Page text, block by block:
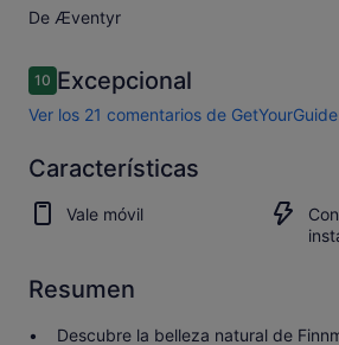
De Æventyr
Comentarios
1010 de 10
Excepcional
Ver los 21 comentarios de GetYourGuide
10.0
10.0 sobre 10
Excepcional
Abrir los
21 comentarios
Características
Vale móvil
Resumen
Descubre la belleza natural de